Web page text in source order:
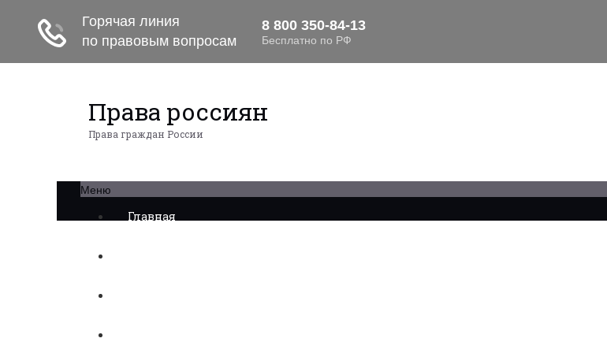
Права россиян
Права граждан России
Меню
Главная